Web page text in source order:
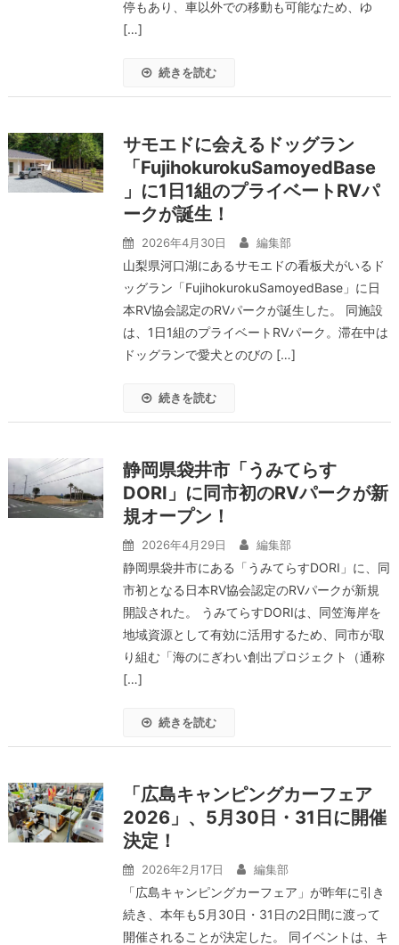
停もあり、車以外での移動も可能なため、ゆ
[…]
続きを読む
サモエドに会えるドッグラン
「FujihokurokuSamoyedBase
」に1日1組のプライベートRVパ
ークが誕生！
2026年4月30日 編集部
山梨県河口湖にあるサモエドの看板犬がいるド
ッグラン「FujihokurokuSamoyedBase」に日
本RV協会認定のRVパークが誕生した。 同施設
は、1日1組のプライベートRVパーク。滞在中は
ドッグランで愛犬とのびの […]
続きを読む
静岡県袋井市「うみてらす
DORI」に同市初のRVパークが新
規オープン！
2026年4月29日 編集部
静岡県袋井市にある「うみてらすDORI」に、同
市初となる日本RV協会認定のRVパークが新規
開設された。 うみてらすDORIは、同笠海岸を
地域資源として有効に活用するため、同市が取
り組む「海のにぎわい創出プロジェクト（通称
[…]
続きを読む
「広島キャンピングカーフェア
2026」、5月30日・31日に開催
決定！
2026年2月17日 編集部
「広島キャンピングカーフェア」が昨年に引き
続き、本年も5月30日・31日の2日間に渡って
開催されることが決定した。 同イベントは、キ